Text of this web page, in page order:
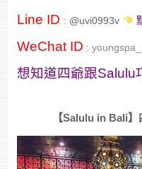
Line ID : @uvi0993v
WeChat ID :
想知道四爺跟Salulu
【Salulu in Bali